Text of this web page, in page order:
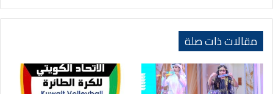
مقالات ذات صلة